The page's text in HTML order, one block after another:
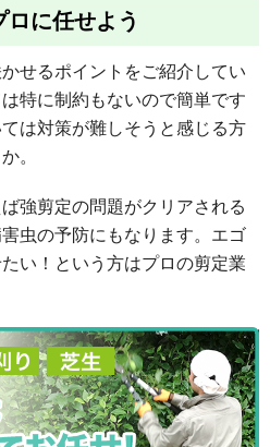
に任せよう
せるポイントをご紹介してい
特に制約もないので簡単です
は対策が難しそうと感じる方
。
強剪定の問題がクリアされる
虫の予防にもなります。エゴ
い！という方はプロの剪定業